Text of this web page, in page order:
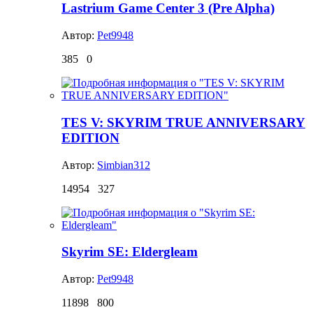
Lastrium Game Center 3 (Pre Alpha)
Автор: Pet9948
385
0
TES V: SKYRIM TRUE ANNIVERSARY
EDITION
Автор: Simbian312
14954
327
Skyrim SE: Eldergleam
Автор: Pet9948
11898
800